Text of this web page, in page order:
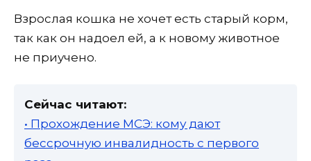
Взрослая кошка не хочет есть старый корм,
так как он надоел ей, а к новому животное
не приучено.
Сейчас читают:
• Прохождение МСЭ: кому дают
бессрочную инвалидность с первого